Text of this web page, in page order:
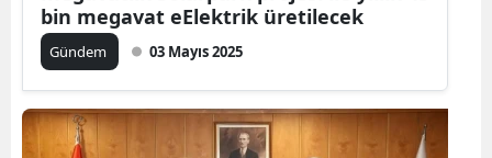
bin megavat eElektrik üretilecek
Gündem 03 Mayıs 2025